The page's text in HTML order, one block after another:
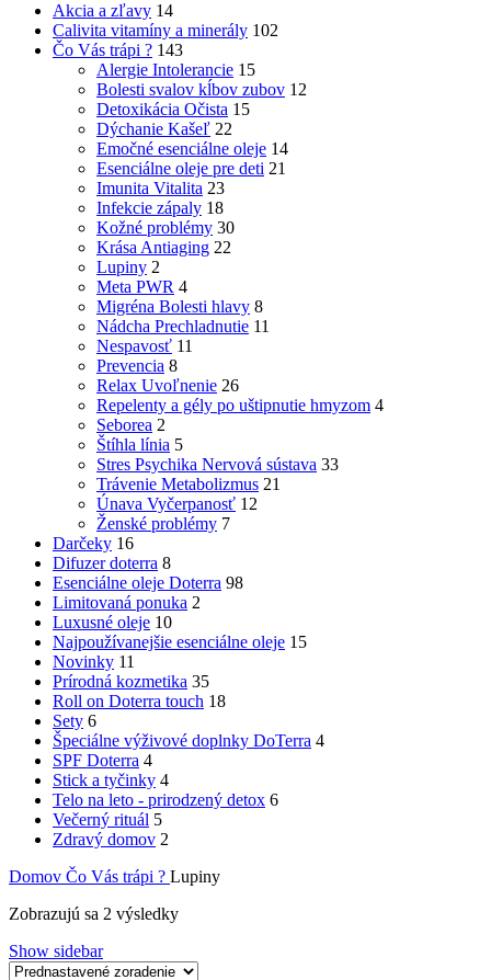
Akcia a zľavy 14
Calivita vitamíny a minerály 102
Čo Vás trápi ? 143
Alergie Intolerancie 15
Bolesti svalov kĺbov zubov 12
Detoxikácia Očista 15
Dýchanie Kašeľ 22
Emočné esenciálne oleje 14
Esenciálne oleje pre deti 21
Imunita Vitalita 23
Infekcie zápaly 18
Kožné problémy 30
Krása Antiaging 22
Lupiny 2
Meta PWR 4
Migréna Bolesti hlavy 8
Nádcha Prechladnutie 11
Nespavosť 11
Prevencia 8
Relax Uvoľnenie 26
Repelenty a gély po uštipnutie hmyzom 4
Seborea 2
Štíhla línia 5
Stres Psychika Nervová sústava 33
Trávenie Metabolizmus 21
Únava Vyčerpanosť 12
Ženské problémy 7
Darčeky 16
Difuzer doterra 8
Esenciálne oleje Doterra 98
Limitovaná ponuka 2
Luxusné oleje 10
Najpoužívanejšie esenciálne oleje 15
Novinky 11
Prírodná kozmetika 35
Roll on Doterra touch 18
Sety 6
Špeciálne výživové doplnky DoTerra 4
SPF Doterra 4
Stick a tyčinky 4
Telo na leto - prirodzený detox 6
Večerný rituál 5
Zdravý domov 2
Domov Čo Vás trápi ? Lupiny
Zobrazujú sa 2 výsledky
Show sidebar